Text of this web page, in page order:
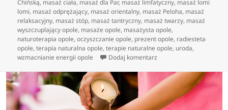
Chińską, masaż ciała, masaż dla Par, masaż limfatyczny, masaż lomi
lomi, masaż odprężający, masaż orientalny, masaż Peloha, masaż
relaksacyjny, masaż stóp, masaż tantryczny, masaż twarzy, masaż
wyszczuplający opole, masaże opole, masażysta opole,
naturoterapia opole,oczyszczanie opole, prezent opole, radiesteta
opole,terapia naturalna opole,terapie naturalne opole, uroda,
wzmacnianie energii opole
Dodaj komentarz